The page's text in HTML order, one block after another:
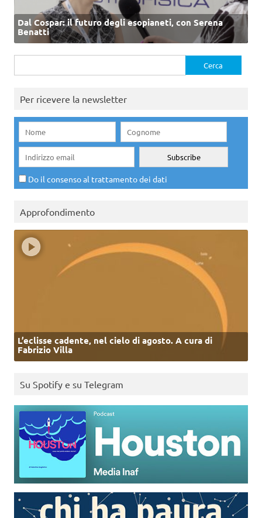
Dal Cospar: il futuro degli esopianeti, con Serena
Benatti
per:
Per ricevere la newsletter
Do il consenso al trattamento dei dati
Approfondimento
L’eclisse cadente, nel cielo di agosto. A cura di
Fabrizio Villa
Su Spotify e su Telegram